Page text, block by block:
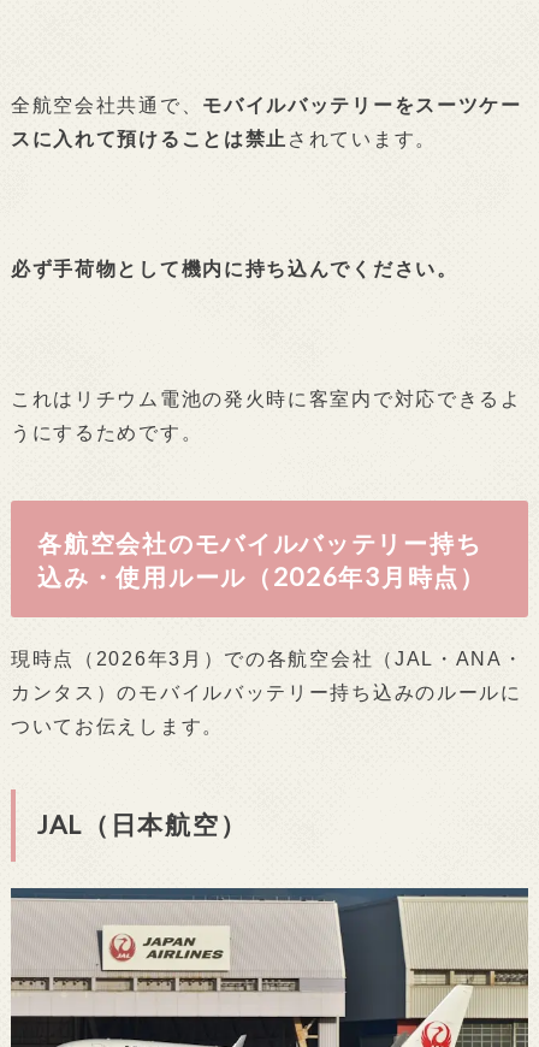
全航空会社共通で、 モバイルバッテリーをスーツケー
スに入れて預けることは禁止 されています。
必ず手荷物として機内に持ち込んでください。
これはリチウム電池の発火時に客室内で対応できるよ
うにするためです。
各航空会社のモバイルバッテリー持ち
込み・使用ルール（2026年3月時点）
現時点（2026年3月）での各航空会社（JAL・ANA・
カンタス）のモバイルバッテリー持ち込みのルールに
ついてお伝えします。
JAL（日本航空）